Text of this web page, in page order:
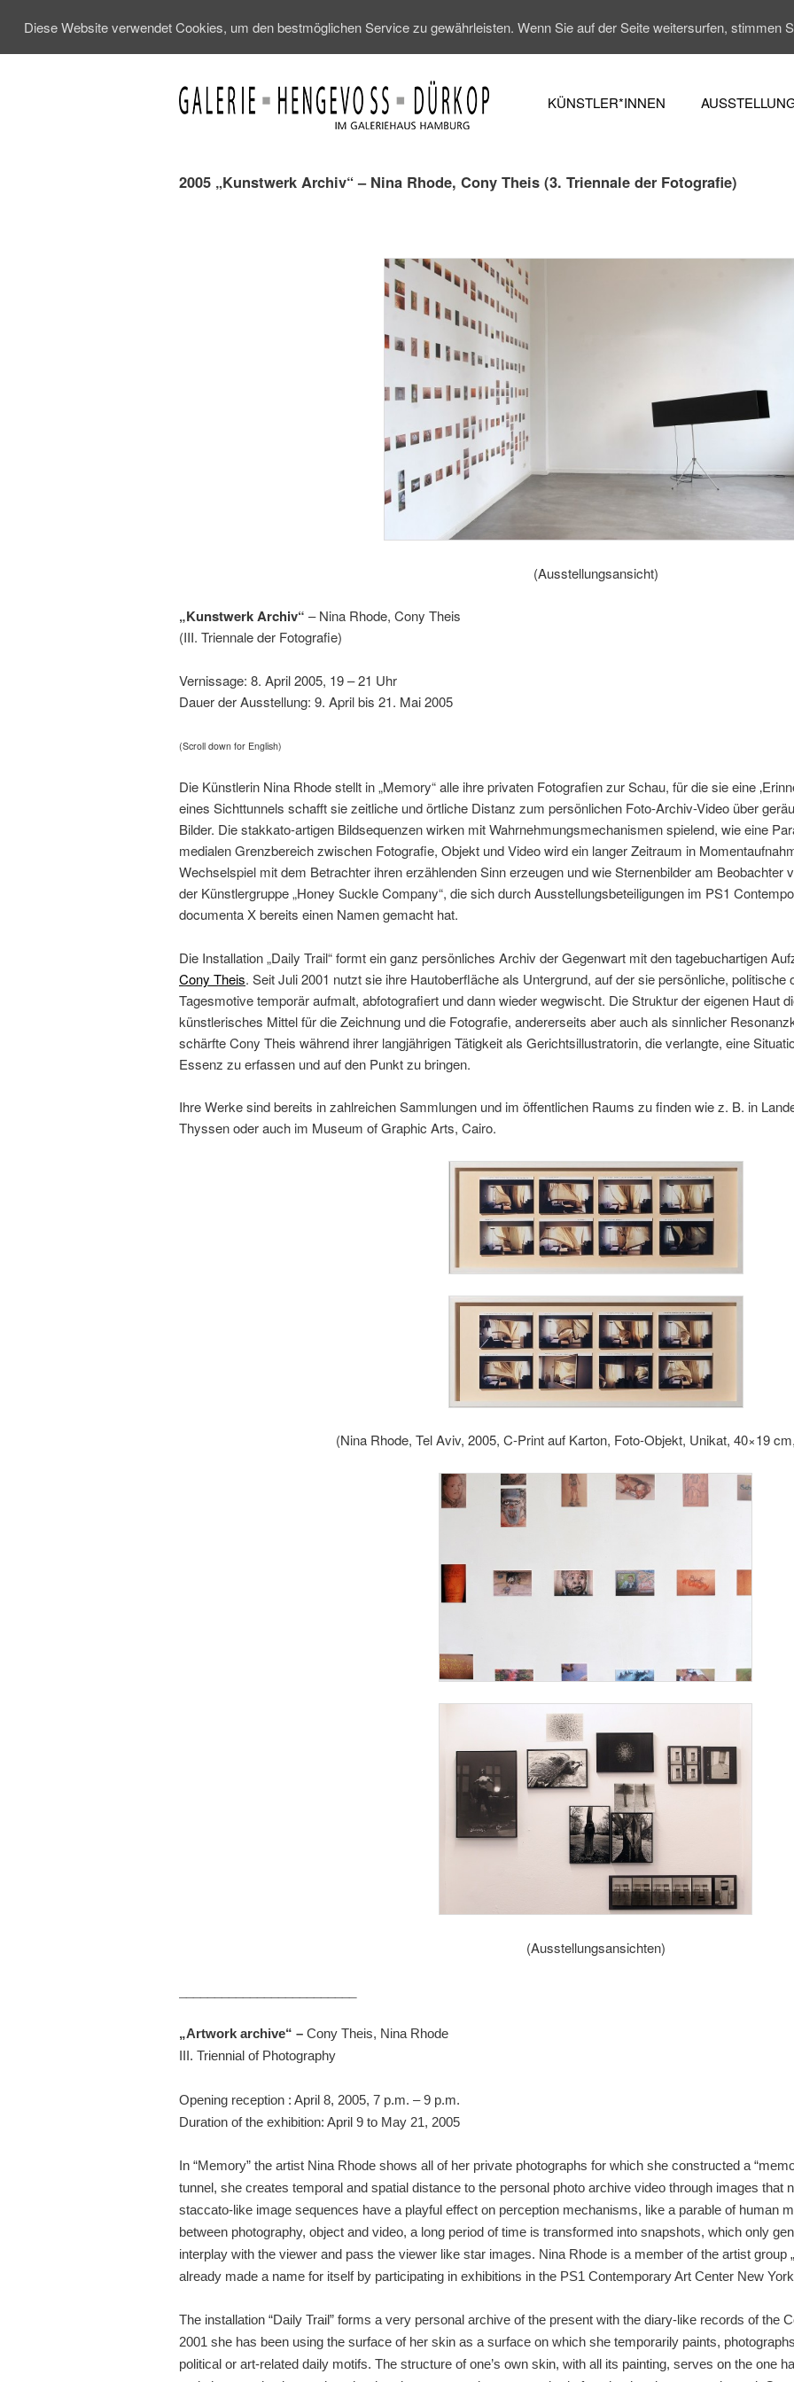
KÜNSTLER*INNEN
2005 „Kunstwerk Archiv“ – Nina Rhode, Cony Theis (3. Triennale der Fotografie)
(Ausstellungsansicht)
„Kunstwerk Archiv“ – Nina Rhode, Cony Theis
(III. Triennale der Fotografie)
Vernissage: 8. April 2005, 19 – 21 Uhr
Dauer der Ausstellung: 9. April bis 21. Mai 2005
(Scroll down for English)
Die Künstlerin Nina Rhode stellt in „Memory“ alle ihre privaten Fotografien zur Schau, für die sie eine
eines Sichttunnels schafft sie zeitliche und örtliche Distanz zum persönlichen Foto-Archiv-Video über
Bilder. Die stakkato-artigen Bildsequenzen wirken mit Wahrnehmungsmechanismen spielend, wie eine
medialen Grenzbereich zwischen Fotografie, Objekt und Video wird ein langer Zeitraum in
Wechselspiel mit dem Betrachter ihren erzählenden Sinn erzeugen und wie Sternenbilder am Beobachter
der Künstlergruppe „Honey Suckle Company“, die sich durch Ausstellungsbeteiligungen im PS1
documenta X bereits einen Namen gemacht hat.
Die Installation „Daily Trail“ formt ein ganz persönliches Archiv der Gegenwart mit den tagebuchartigen
Cony Theis. Seit Juli 2001 nutzt sie ihre Hautoberfläche als Untergrund, auf der sie persönliche,
Tagesmotive temporär aufmalt, abfotografiert und dann wieder wegwischt. Die Struktur der eigenen Haut
künstlerisches Mittel für die Zeichnung und die Fotografie, andererseits aber auch als sinnlicher
schärfte Cony Theis während ihrer langjährigen Tätigkeit als Gerichtsillustratorin, die verlangte, eine
Essenz zu erfassen und auf den Punkt zu bringen.
Ihre Werke sind bereits in zahlreichen Sammlungen und im öffentlichen Raums zu finden wie z. B. in
Thyssen oder auch im Museum of Graphic Arts, Cairo.
(Nina Rhode, Tel Aviv, 2005, C-Print auf Karton, Foto-Objekt, Unikat, 40×19
(Ausstellungsansichten)
„Artwork archive“ – Cony Theis, Nina Rhode
III. Triennial of Photography
Opening reception : April 8, 2005, 7 p.m. – 9 p.m.
Duration of the exhibition: April 9 to May 21, 2005
In “Memory” the artist Nina Rhode shows all of her private photographs for which she constructed a
tunnel, she creates temporal and spatial distance to the personal photo archive video through images that
staccato-like image sequences have a playful effect on perception mechanisms, like a parable of human
between photography, object and video, a long period of time is transformed into snapshots, which only
interplay with the viewer and pass the viewer like star images. Nina Rhode is a member of the artist group
already made a name for itself by participating in exhibitions in the PS1 Contemporary Art Center New
The installation “Daily Trail” forms a very personal archive of the present with the diary-like records of the
2001 she has been using the surface of her skin as a surface on which she temporarily paints,
political or art-related daily motifs. The structure of one’s own skin, with all its painting, serves on the one
Diese Website verwendet Cookies, um den bestmöglichen Service zu gewährleisten. Wenn Sie auf der Seite weitersurfen, stimmen